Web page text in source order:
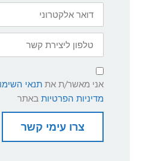
דואר
אלקטרוני
טלפון
ליצירת
קשר
תנאי
שימוש
ומדיניות
פרטיות
אני מאשר/ת אתתנאי
מדיניות הפרטיות באתר
צרו עימי קשר